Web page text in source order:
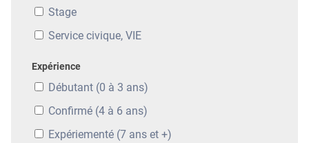
Stage
Service civique, VIE
Expérience
Débutant (0 à 3 ans)
Confirmé (4 à 6 ans)
Expériementé (7 ans et +)